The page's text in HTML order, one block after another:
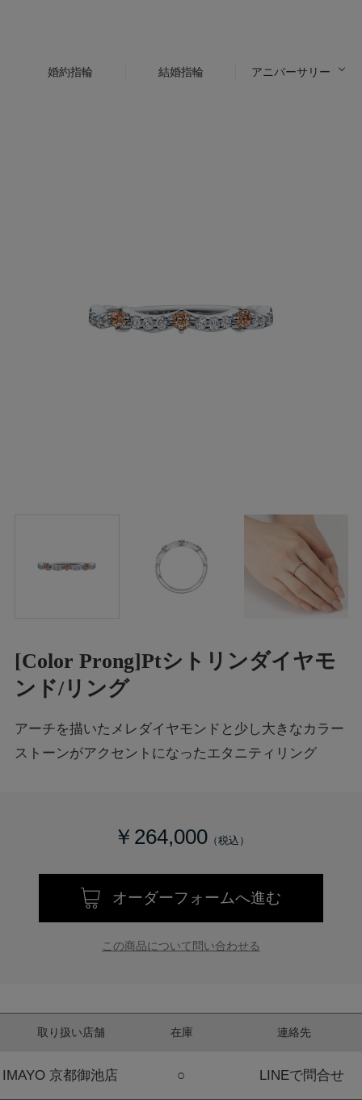
婚約指輪 結婚指輪 アニバーサリー
[Color Prong]Ptシトリンダイヤモ
ンド/リング
アーチを描いたメレダイヤモンドと少し大きなカラー
ストーンがアクセントになったエタニティリング
￥264,000
オーダーフォームへ進む
この商品について問い合わせる
取り扱い店舗 在庫 連絡先
IMAYO 京都御池店 ○ LINEで問合せ